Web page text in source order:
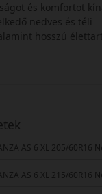
és komfortot
nedves és téli
hosszú
AS 6 XL 205/60R16
AS 6 XL 215/60R16